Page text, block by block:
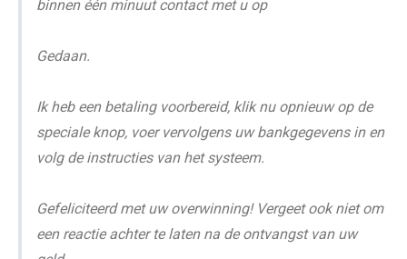
binnen één minuut contact met u op
Gedaan.
Ik heb een betaling voorbereid, klik nu opnieuw op de
speciale knop, voer vervolgens uw bankgegevens in en
volg de instructies van het systeem.
Gefeliciteerd met uw overwinning! Vergeet ook niet om
een reactie achter te laten na de ontvangst van uw